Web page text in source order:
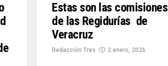
Estas son las comisiones
de las Regidurías de
Veracruz
Redacción Tres 2 enero, 2026